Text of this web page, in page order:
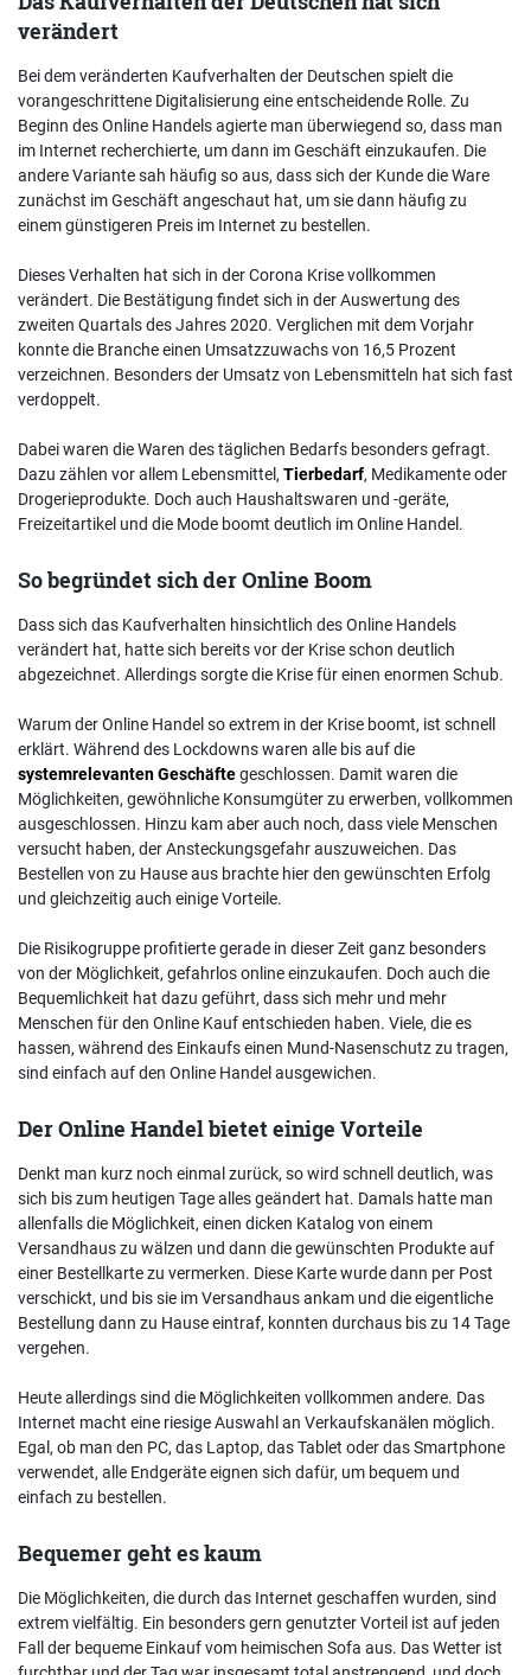
verändert
Bei dem veränderten Kaufverhalten der Deutschen spielt die
vorangeschrittene Digitalisierung eine entscheidende Rolle. Zu
Beginn des Online Handels agierte man überwiegend so, dass man
im Internet recherchierte, um dann im Geschäft einzukaufen. Die
andere Variante sah häufig so aus, dass sich der Kunde die Ware
zunächst im Geschäft angeschaut hat, um sie dann häufig zu
einem günstigeren Preis im Internet zu bestellen.
Dieses Verhalten hat sich in der Corona Krise vollkommen
verändert. Die Bestätigung findet sich in der Auswertung des
zweiten Quartals des Jahres 2020. Verglichen mit dem Vorjahr
konnte die Branche einen Umsatzzuwachs von 16,5 Prozent
verzeichnen. Besonders der Umsatz von Lebensmitteln hat sich fast
verdoppelt.
Dabei waren die Waren des täglichen Bedarfs besonders gefragt.
Dazu zählen vor allem Lebensmittel, Tierbedarf, Medikamente oder
Drogerieprodukte. Doch auch Haushaltswaren und -geräte,
Freizeitartikel und die Mode boomt deutlich im Online Handel.
So begründet sich der Online Boom
Dass sich das Kaufverhalten hinsichtlich des Online Handels
verändert hat, hatte sich bereits vor der Krise schon deutlich
abgezeichnet. Allerdings sorgte die Krise für einen enormen Schub.
Warum der Online Handel so extrem in der Krise boomt, ist schnell
erklärt. Während des Lockdowns waren alle bis auf die
systemrelevanten Geschäftegeschlossen. Damit waren die
Möglichkeiten, gewöhnliche Konsumgüter zu erwerben, vollkommen
ausgeschlossen. Hinzu kam aber auch noch, dass viele Menschen
versucht haben, der Ansteckungsgefahr auszuweichen. Das
Bestellen von zu Hause aus brachte hier den gewünschten Erfolg
und gleichzeitig auch einige Vorteile.
Die Risikogruppe profitierte gerade in dieser Zeit ganz besonders
von der Möglichkeit, gefahrlos online einzukaufen. Doch auch die
Bequemlichkeit hat dazu geführt, dass sich mehr und mehr
Menschen für den Online Kauf entschieden haben. Viele, die es
hassen, während des Einkaufs einen Mund-Nasenschutz zu tragen,
sind einfach auf den Online Handel ausgewichen.
Der Online Handel bietet einige Vorteile
Denkt man kurz noch einmal zurück, so wird schnell deutlich, was
sich bis zum heutigen Tage alles geändert hat. Damals hatte man
allenfalls die Möglichkeit, einen dicken Katalog von einem
Versandhaus zu wälzen und dann die gewünschten Produkte auf
einer Bestellkarte zu vermerken. Diese Karte wurde dann per Post
verschickt, und bis sie im Versandhaus ankam und die eigentliche
Bestellung dann zu Hause eintraf, konnten durchaus bis zu 14 Tage
vergehen.
Heute allerdings sind die Möglichkeiten vollkommen andere. Das
Internet macht eine riesige Auswahl an Verkaufskanälen möglich.
Egal, ob man den PC, das Laptop, das Tablet oder das Smartphone
verwendet, alle Endgeräte eignen sich dafür, um bequem und
einfach zu bestellen.
Bequemer geht es kaum
Die Möglichkeiten, die durch das Internet geschaffen wurden, sind
extrem vielfältig. Ein besonders gern genutzter Vorteil ist auf jeden
Fall der bequeme Einkauf vom heimischen Sofa aus. Das Wetter ist